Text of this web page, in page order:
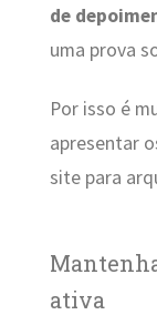
de
uma prova
Por isso é
apresentar
site para
ativa